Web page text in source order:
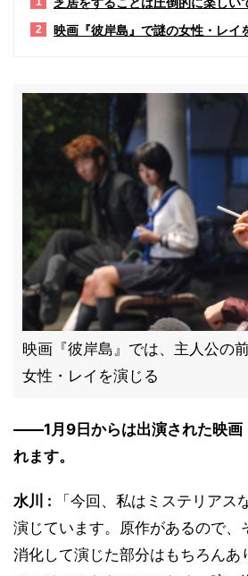
2 映画『彼岸島』で謎の女性・レイ
映画『彼岸島』では、主人公の
女性・レイを演じる
――1月9日からは出演された映画
れます。
水川 :
「今回、私はミステリアス
演じています。原作があるので、
消化して演じた部分はもちろんあ